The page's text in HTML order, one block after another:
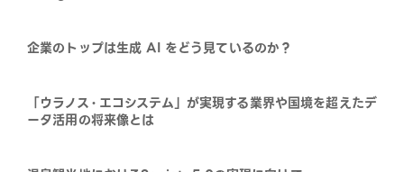
企業のトップは⽣成 AI をどう⾒ているのか？
「ウラノス・エコシステム」が実現する業界や国境を超えたデ
ータ活用の将来像とは